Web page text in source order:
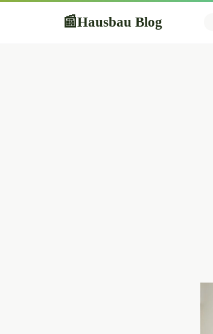
📰Hausbau Blog